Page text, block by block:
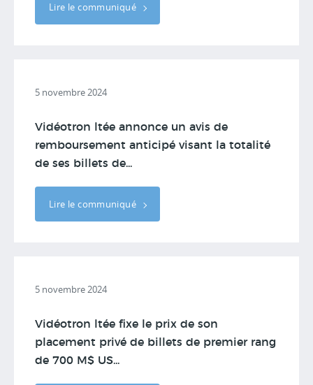
Lire le communiqué
5 novembre 2024
Vidéotron ltée annonce un avis de
remboursement anticipé visant la totalité
de ses billets de...
Lire le communiqué
5 novembre 2024
Vidéotron ltée fixe le prix de son
placement privé de billets de premier rang
de 700 M$ US...